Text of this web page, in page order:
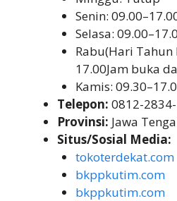
Senin:
Selasa:
Rabu(Hari Tahun
17.00Jam buka
Kamis:
Telepon: 0812-
Provinsi: Jawa
Situs/Sosial Media:
tokoterdekat.com
bkppkutim.com
bkppkutim.com